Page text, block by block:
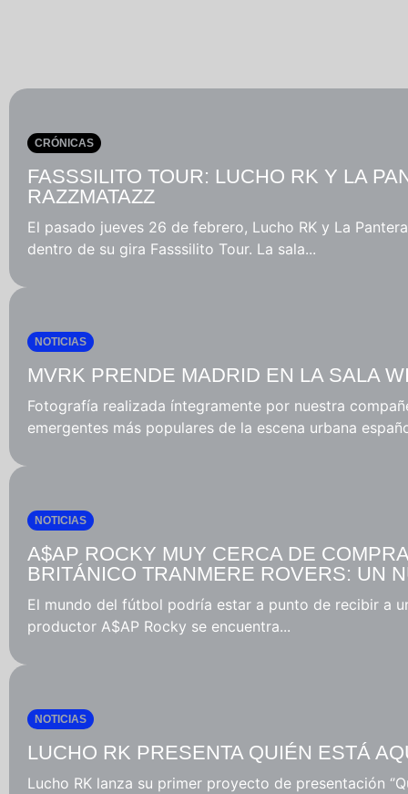
CRÓNICAS
FASSSILITO TOUR: LUCHO RK Y LA
RAZZMATAZZ
El pasado jueves 26 de febrero, Lucho RK y La
dentro de su gira Fasssilito Tour. La sala...
NOTICIAS
MVRK PRENDE MADRID EN LA SALA
Fotografía realizada íntegramente por nuestra
emergentes más populares de la escena urbana
NOTICIAS
A$AP ROCKY MUY CERCA DE
BRITÁNICO TRANMERE ROVERS: UN
El mundo del fútbol podría estar a punto de recibir a
productor A$AP Rocky se encuentra...
NOTICIAS
LUCHO RK PRESENTA QUIÉN ESTÁ
Lucho RK lanza su primer proyecto de presentación